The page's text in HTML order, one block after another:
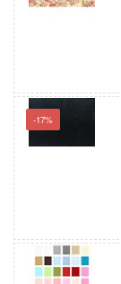
-17%